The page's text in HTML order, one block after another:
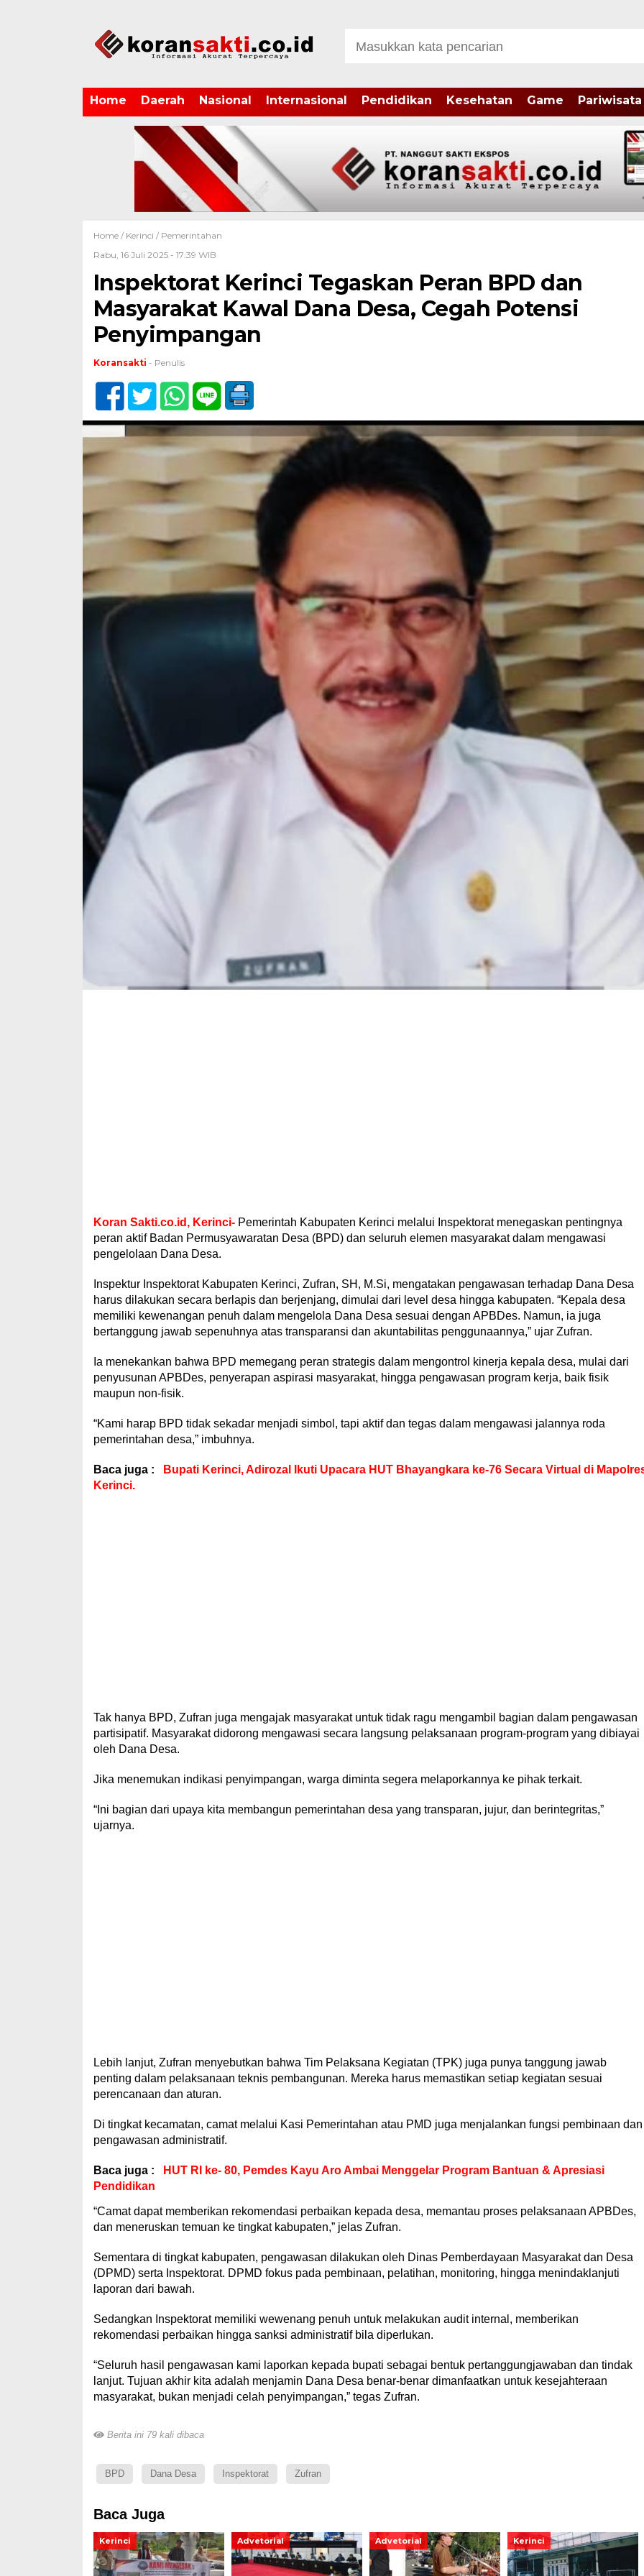
Home Daerah Nasional Internasional Pendidikan Kesehatan Game Pariwisata
Home / Kerinci / Pemerintahan
Rabu, 16 Juli 2025 - 17:39 WIB
Inspektorat Kerinci Tegaskan Peran BPD dan
Masyarakat Kawal Dana Desa, Cegah Potensi
Penyimpangan
Koransakti - Penulis
Koran Sakti.co.id, Kerinci-Pemerintah Kabupaten Kerinci melalui Inspektorat menegaskan pentingnya
peran aktif Badan Permusyawaratan Desa (BPD) dan seluruh elemen masyarakat dalam mengawasi
pengelolaan Dana Desa.
Inspektur Inspektorat Kabupaten Kerinci, Zufran, SH, M.Si, mengatakan pengawasan terhadap Dana Desa
harus dilakukan secara berlapis dan berjenjang, dimulai dari level desa hingga kabupaten. “Kepala desa
memiliki kewenangan penuh dalam mengelola Dana Desa sesuai dengan APBDes. Namun, ia juga
bertanggung jawab sepenuhnya atas transparansi dan akuntabilitas penggunaannya,” ujar Zufran.
Ia menekankan bahwa BPD memegang peran strategis dalam mengontrol kinerja kepala desa, mulai dari
penyusunan APBDes, penyerapan aspirasi masyarakat, hingga pengawasan program kerja, baik fisik
maupun non-fisik.
“Kami harap BPD tidak sekadar menjadi simbol, tapi aktif dan tegas dalam mengawasi jalannya roda
pemerintahan desa,” imbuhnya.
Baca juga :
Bupati Kerinci, Adirozal Ikuti Upacara HUT Bhayangkara ke-76 Secara Virtual di
Kerinci.
Tak hanya BPD, Zufran juga mengajak masyarakat untuk tidak ragu mengambil bagian dalam pengawasan
partisipatif. Masyarakat didorong mengawasi secara langsung pelaksanaan program-program yang dibiayai
oleh Dana Desa.
Jika menemukan indikasi penyimpangan, warga diminta segera melaporkannya ke pihak terkait.
“Ini bagian dari upaya kita membangun pemerintahan desa yang transparan, jujur, dan berintegritas,”
ujarnya.
Lebih lanjut, Zufran menyebutkan bahwa Tim Pelaksana Kegiatan (TPK) juga punya tanggung jawab
penting dalam pelaksanaan teknis pembangunan. Mereka harus memastikan setiap kegiatan sesuai
perencanaan dan aturan.
Di tingkat kecamatan, camat melalui Kasi Pemerintahan atau PMD juga menjalankan fungsi pembinaan dan
pengawasan administratif.
Baca juga :
HUT RI ke- 80, Pemdes Kayu Aro Ambai Menggelar Program Bantuan & Apresiasi
Pendidikan
“Camat dapat memberikan rekomendasi perbaikan kepada desa, memantau proses pelaksanaan APBDes,
dan meneruskan temuan ke tingkat kabupaten,” jelas Zufran.
Sementara di tingkat kabupaten, pengawasan dilakukan oleh Dinas Pemberdayaan Masyarakat dan Desa
(DPMD) serta Inspektorat. DPMD fokus pada pembinaan, pelatihan, monitoring, hingga menindaklanjuti
laporan dari bawah.
Sedangkan Inspektorat memiliki wewenang penuh untuk melakukan audit internal, memberikan
rekomendasi perbaikan hingga sanksi administratif bila diperlukan.
“Seluruh hasil pengawasan kami laporkan kepada bupati sebagai bentuk pertanggungjawaban dan tindak
lanjut. Tujuan akhir kita adalah menjamin Dana Desa benar-benar dimanfaatkan untuk kesejahteraan
masyarakat, bukan menjadi celah penyimpangan,” tegas Zufran.
Berita ini 79 kali dibaca
BPD Dana Desa Inspektorat Zufran
Baca Juga
Kerinci Advetorial Advetorial Kerinci